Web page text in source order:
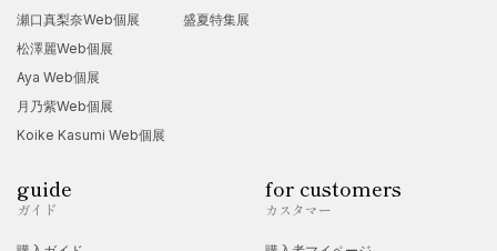
瀬口真梨奈Web個展
松澤麗Web個展
Aya Web個展
月乃紫Web個展
Koike Kasumi Web個展
盛夏特集展
guide
ガイド
for customers
カスタマー